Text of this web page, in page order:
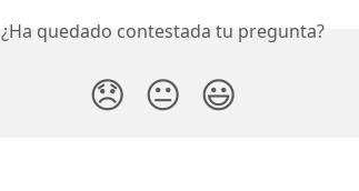
¿Ha quedado contestada tu pregunta?
😞 😐 😃